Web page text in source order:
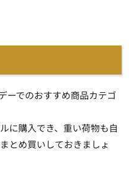
ーでのおすすめ商品カテゴ
に購入でき、重い荷物も自
とめ買いしておきましょ